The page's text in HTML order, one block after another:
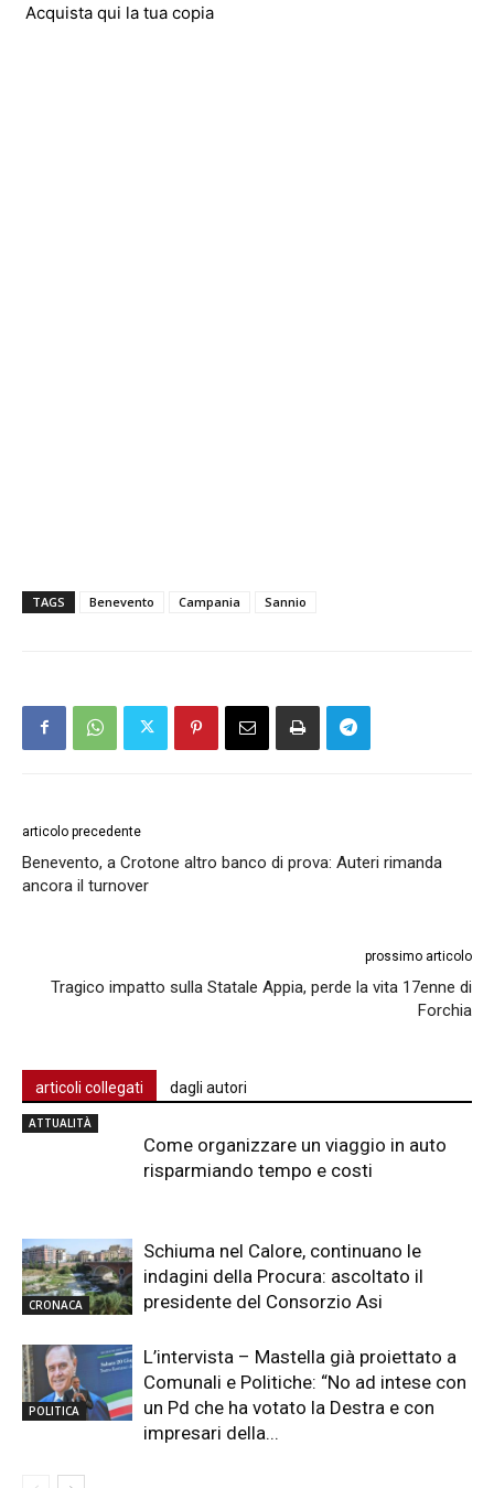
Acquista qui la tua copia
TAGS Benevento Campania Sannio
articolo precedente
Benevento, a Crotone altro banco di prova: Auteri rimanda
ancora il turnover
prossimo articolo
Tragico impatto sulla Statale Appia, perde la vita 17enne di
Forchia
articoli collegati dagli autori
ATTUALITÀ
Come organizzare un viaggio in auto
risparmiando tempo e costi
CRONACA
Schiuma nel Calore, continuano le
indagini della Procura: ascoltato il
presidente del Consorzio Asi
POLITICA
L’intervista – Mastella già proiettato a
Comunali e Politiche: “No ad intese con
un Pd che ha votato la Destra e con
impresari della...